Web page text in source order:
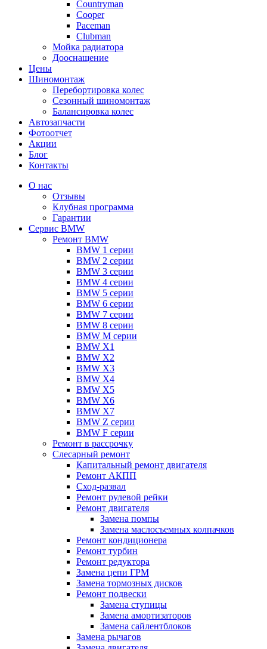
Сountryman
Сooper
Paceman
Clubman
Мойка радиатора
Дооснащение
Цены
Шиномонтаж
Перебортировка колес
Сезонный шиномонтаж
Балансировка колес
Автозапчасти
Фотоотчет
Акции
Блог
Контакты
О нас
Отзывы
Клубная программа
Гарантии
Сервис BMW
Ремонт BMW
BMW 1 серии
BMW 2 серии
BMW 3 серии
BMW 4 серии
BMW 5 серии
BMW 6 серии
BMW 7 серии
BMW 8 серии
BMW M серии
BMW X1
BMW X2
BMW X3
BMW X4
BMW X5
BMW X6
BMW X7
BMW Z серии
BMW F серии
Ремонт в рассрочку
Слесарный ремонт
Капитальный ремонт двигателя
Ремонт АКПП
Сход-развал
Ремонт рулевой рейки
Ремонт двигателя
Замена помпы
Замена маслосъемных колпачков
Ремонт кондиционера
Ремонт турбин
Ремонт редуктора
Замена цепи ГРМ
Замена тормозных дисков
Ремонт подвески
Замена ступицы
Замена амортизаторов
Замена сайлентблоков
Замена рычагов